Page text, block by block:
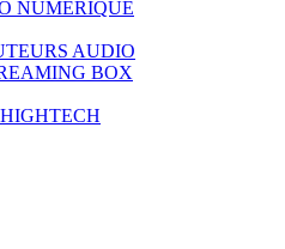
NUMÉRIQUE
AUDIO
BOX